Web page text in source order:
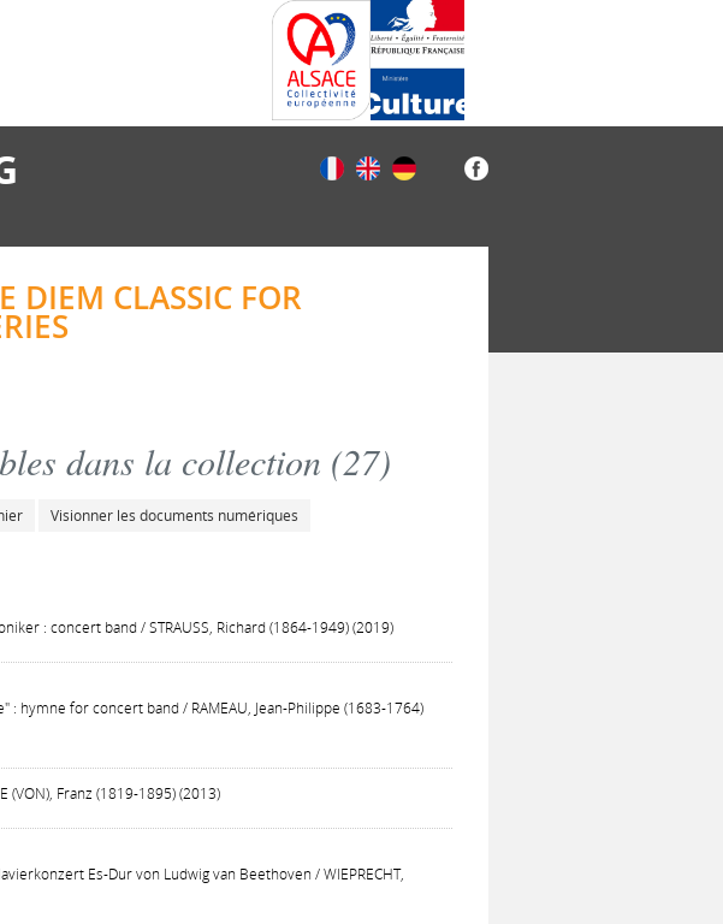
DIEM CLASSIC FOR
dans la collection (27)
Visionner les documents numériques
: concert band / STRAUSS, Richard (1864-1949) (2019)
hymne for concert band / RAMEAU, Jean-Philippe (1683-1764)
(VON), Franz (1819-1895) (2013)
Es-Dur von Ludwig van Beethoven / WIEPRECHT,